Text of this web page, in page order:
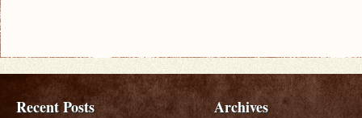
Recent Posts Archives